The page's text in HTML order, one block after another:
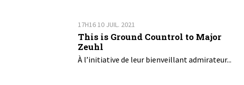
17H16 10 JUIL. 2021
This is Ground Countrol to Major
Zeuhl
À l’initiative de leur bienveillant admirateur...